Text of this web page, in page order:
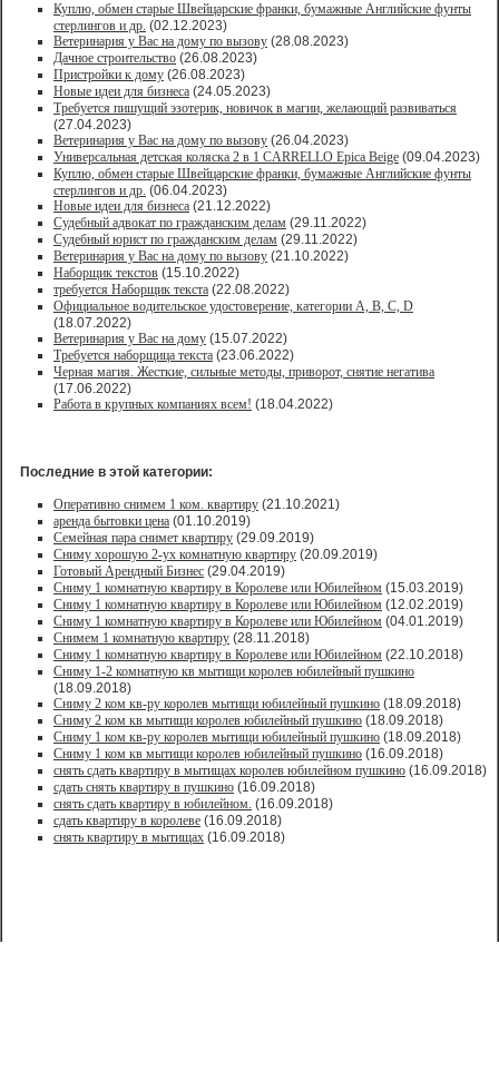
Куплю, обмен старые Швейцарские франки, бумажные Английские фунты
стерлингов и др. (02.12.2023)
Ветеринария у Вас на дому по вызову (28.08.2023)
Дачное строительство (26.08.2023)
Пристройки к дому (26.08.2023)
Новые идеи для бизнеса (24.05.2023)
Требуется пишущий эзотерик, новичок в магии, желающий развиваться
(27.04.2023)
Ветеринария у Вас на дому по вызову (26.04.2023)
Универсальная детская коляска 2 в 1 CARRELLO Epica Beige (09.04.2023)
Куплю, обмен старые Швейцарские франки, бумажные Английские фунты
стерлингов и др. (06.04.2023)
Новые идеи для бизнеса (21.12.2022)
Судебный адвокат по гражданским делам (29.11.2022)
Судебный юрист по гражданским делам (29.11.2022)
Ветеринария у Вас на дому по вызову (21.10.2022)
Наборщик текстов (15.10.2022)
требуется Наборщик текста (22.08.2022)
Официальное водительское удостоверение, категории A, B, C, D
(18.07.2022)
Ветеринария у Вас на дому (15.07.2022)
Требуется наборщица текста (23.06.2022)
Черная магия. Жесткие, сильные методы, приворот, снятие негатива
(17.06.2022)
Работа в крупных компаниях всем! (18.04.2022)
Последние в этой категории:
Оперативно снимем 1 ком. квартиру (21.10.2021)
аренда бытовки цена (01.10.2019)
Семейная пара снимет квартиру (29.09.2019)
Сниму хорошую 2-ух комнатную квартиру (20.09.2019)
Готовый Арендный Бизнес (29.04.2019)
Сниму 1 комнатную квартиру в Королеве или Юбилейном (15.03.2019)
Сниму 1 комнатную квартиру в Королеве или Юбилейном (12.02.2019)
Сниму 1 комнатную квартиру в Королеве или Юбилейном (04.01.2019)
Снимем 1 комнатную квартиру (28.11.2018)
Сниму 1 комнатную квартиру в Королеве или Юбилейном (22.10.2018)
Сниму 1-2 комнатную кв мытищи королев юбилейный пушкино
(18.09.2018)
Сниму 2 ком кв-ру королев мытищи юбилейный пушкино (18.09.2018)
Сниму 2 ком кв мытищи королев юбилейный пушкино (18.09.2018)
Сниму 1 ком кв-ру королев мытищи юбилейный пушкино (18.09.2018)
Сниму 1 ком кв мытищи королев юбилейный пушкино (16.09.2018)
снять сдать квартиру в мытищах королев юбилейном пушкино (16.09.2018)
сдать снять квартиру в пушкино (16.09.2018)
снять сдать квартиру в юбилейном. (16.09.2018)
сдать квартиру в королеве (16.09.2018)
снять квартиру в мытищах (16.09.2018)